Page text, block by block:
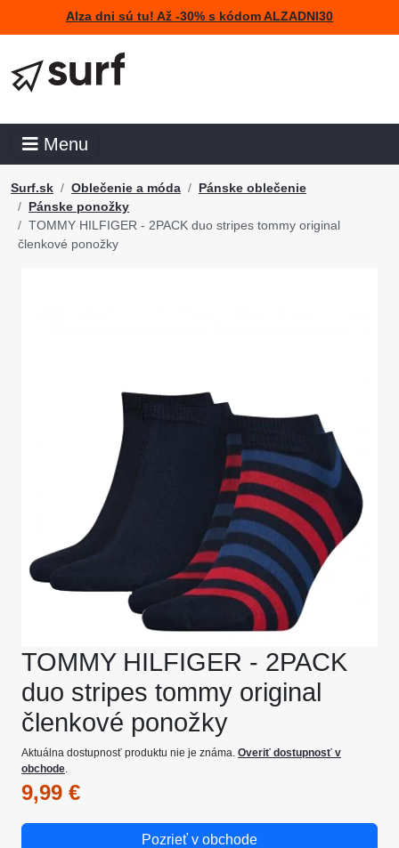
Alza dni sú tu! Až -30% s kódom ALZADNI30
Menu
Surf.sk Oblečenie a móda
Pánske oblečenie
Pánske ponožky
TOMMY HILFIGER - 2PACK duo stripes tommy original
členkové ponožky
TOMMY HILFIGER - 2PACK
duo stripes tommy original
členkové ponožky
Aktuálna dostupnosť produktu nie je známa. Overiť dostupnosť v
obchode.
9,99 €
Pozrieť v obchode